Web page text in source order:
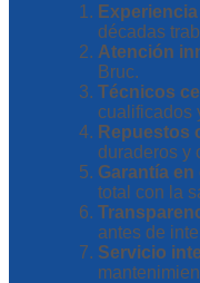
décadas
Atención
Bruc.
Técnicos
cualificados
Repuestos
duraderos y
Garantía
total con la
antes de
Servicio